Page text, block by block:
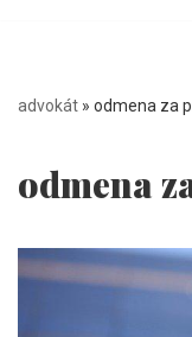
advokát » odmena za
odmena